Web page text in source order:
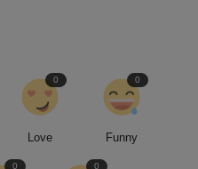
Love
0
Funny
0
0 0